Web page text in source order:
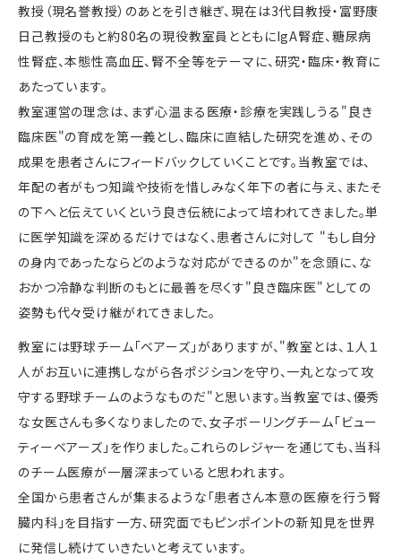
教授（現名誉教授）のあとを引き継ぎ、現在は3代目教授・富野康
日己教授のもと約80名の現役教室員とともにIgA腎症、糖尿病
性腎症、本態性高血圧、腎不全等をテーマに、研究・臨床・教育に
あたっています。
教室運営の理念は、まず心温まる医療・診療を実践しうる"良き
臨床医"の育成を第一義とし、臨床に直結した研究を進め、その
成果を患者さんにフィードバックしていくことです。当教室では、
年配の者がもつ知識や技術を惜しみなく年下の者に与え、またそ
の下へと伝えていくという良き伝統によって培われてきました。単
に医学知識を深めるだけではなく、患者さんに対して "もし自分
の身内であったならどのような対応ができるのか"を念頭に、な
おかつ冷静な判断のもとに最善を尽くす"良き臨床医"としての
姿勢も代々受け継がれてきました。
教室には野球チーム「ベアーズ」がありますが、"教室とは、１人１
人がお互いに連携しながら各ポジションを守り、一丸となって攻
守する野球チームのようなものだ"と思います。当教室では、優秀
な女医さんも多くなりましたので、女子ボーリングチーム「ビュー
ティーベアーズ」を作りました。これらのレジャーを通じても、当科
のチーム医療が一層深まっていると思われます。
全国から患者さんが集まるような「患者さん本意の医療を行う腎
臓内科」を目指す一方、研究面でもピンポイントの新知見を世界
に発信し続けていきたいと考えています。